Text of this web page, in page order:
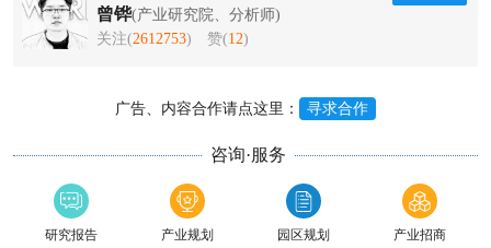
曾铧(产业研究院、分析师)
关注(2612753) 赞(12)
广告、内容合作请点这里： 寻求合作
咨询·服务
研究报告 产业规划 园区规划 产业招商